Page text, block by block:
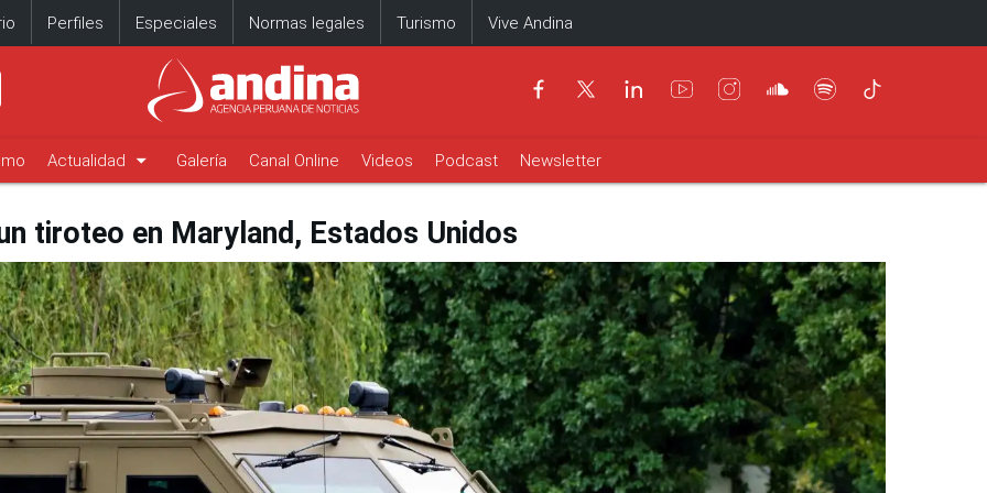
Perfiles Especiales Normas legales Turismo Vive Andina
Actualidad arrow_drop_down Galería Canal Online Videos Podcast Newsletter
tiroteo en Maryland, Estados Unidos